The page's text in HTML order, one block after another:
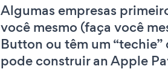
Algumas empresas
você mesmo (faça você
Button ou têm um
pode construir an Apple